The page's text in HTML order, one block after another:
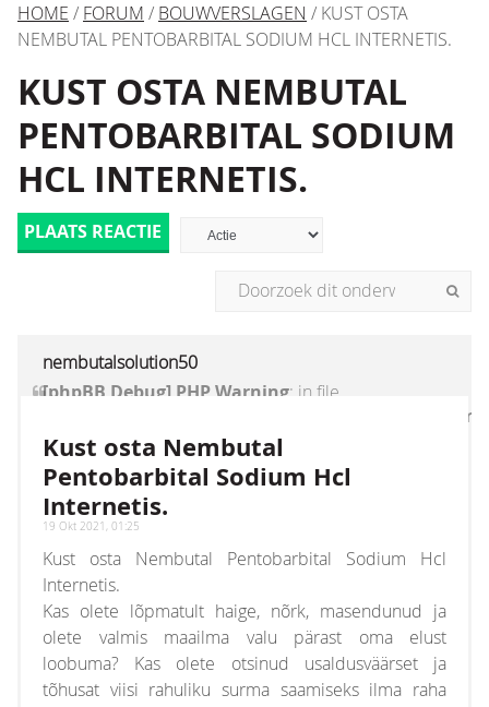
HOME / FORUM / BOUWVERSLAGEN / KUST OSTA
NEMBUTAL PENTOBARBITAL SODIUM HCL INTERNETIS.
KUST OSTA NEMBUTAL
PENTOBARBITAL SODIUM
HCL INTERNETIS.
PLAATS REACTIE
nembutalsolution50
[phpBB Debug] PHP Warning: in file
[ROOT]/vendor/twig/twig/lib/Twig/Extension/
on line 1236:count(): Parameter must be an
array or an object that implements Countable
Kust osta Nembutal
Pentobarbital Sodium Hcl
Internetis.
19 Okt 2021, 01:25
Kust osta Nembutal Pentobarbital Sodium Hcl
Internetis.
Kas olete lõpmatult haige, nõrk, masendunud ja
olete valmis maailma valu pärast oma elust
loobuma? Kas olete otsinud usaldusväärset ja
tõhusat viisi rahuliku surma saamiseks ilma raha